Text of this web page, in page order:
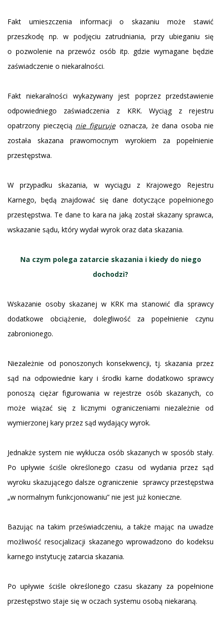
Fakt umieszczenia informacji o skazaniu może stawić
przeszkodę np. w podjęciu zatrudniania, przy ubieganiu się
o pozwolenie na przewóz osób itp. gdzie wymagane będzie
zaświadczenie o niekaralności.
Fakt niekaralności wykazywany jest poprzez przedstawienie
odpowiedniego zaświadczenia z KRK. Wyciąg z rejestru
opatrzony pieczęcią nie figuruje oznacza, że dana osoba nie
została skazana prawomocnym wyrokiem za popełnienie
przestępstwa.
W przypadku skazania, w wyciągu z Krajowego Rejestru
Karnego, będą znajdować się dane dotyczące popełnionego
przestępstwa. Te dane to kara na jaką został skazany sprawca,
wskazanie sądu, który wydał wyrok oraz data skazania.
Na czym polega zatarcie skazania i kiedy do niego
dochodzi?
Wskazanie osoby skazanej w KRK ma stanowić dla sprawcy
dodatkowe obciążenie, dolegliwość za popełnienie czynu
zabronionego.
Niezależnie od ponoszonych konsekwencji, tj. skazania przez
sąd na odpowiednie kary i środki karne dodatkowo sprawcy
ponoszą ciężar figurowania w rejestrze osób skazanych, co
może wiązać się z licznymi ograniczeniami niezależnie od
wymierzonej kary przez sąd wydający wyrok.
Jednakże system nie wyklucza osób skazanych w sposób stały.
Po upływie ściśle określonego czasu od wydania przez sąd
wyroku skazującego dalsze ograniczenie sprawcy przestępstwa
„w normalnym funkcjonowaniu” nie jest już konieczne.
Bazując na takim przeświadczeniu, a także mając na uwadze
możliwość resocjalizacji skazanego wprowadzono do kodeksu
karnego instytucję zatarcia skazania.
Po upływie ściśle określonego czasu skazany za popełnione
przestępstwo staje się w oczach systemu osobą niekaraną.